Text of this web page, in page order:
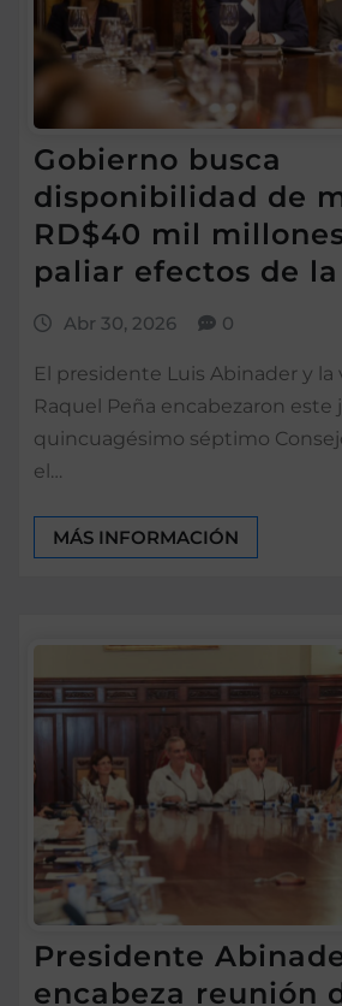
Gobierno busca
disponibilidad de
RD$40 mil
paliar efectos de
Abr 30, 2026 0
El presidente Luis Abinader y
Raquel Peña encabezaron este
quincuagésimo séptimo
el…
MÁS INFORMACIÓN
Presidente
encabeza reunión